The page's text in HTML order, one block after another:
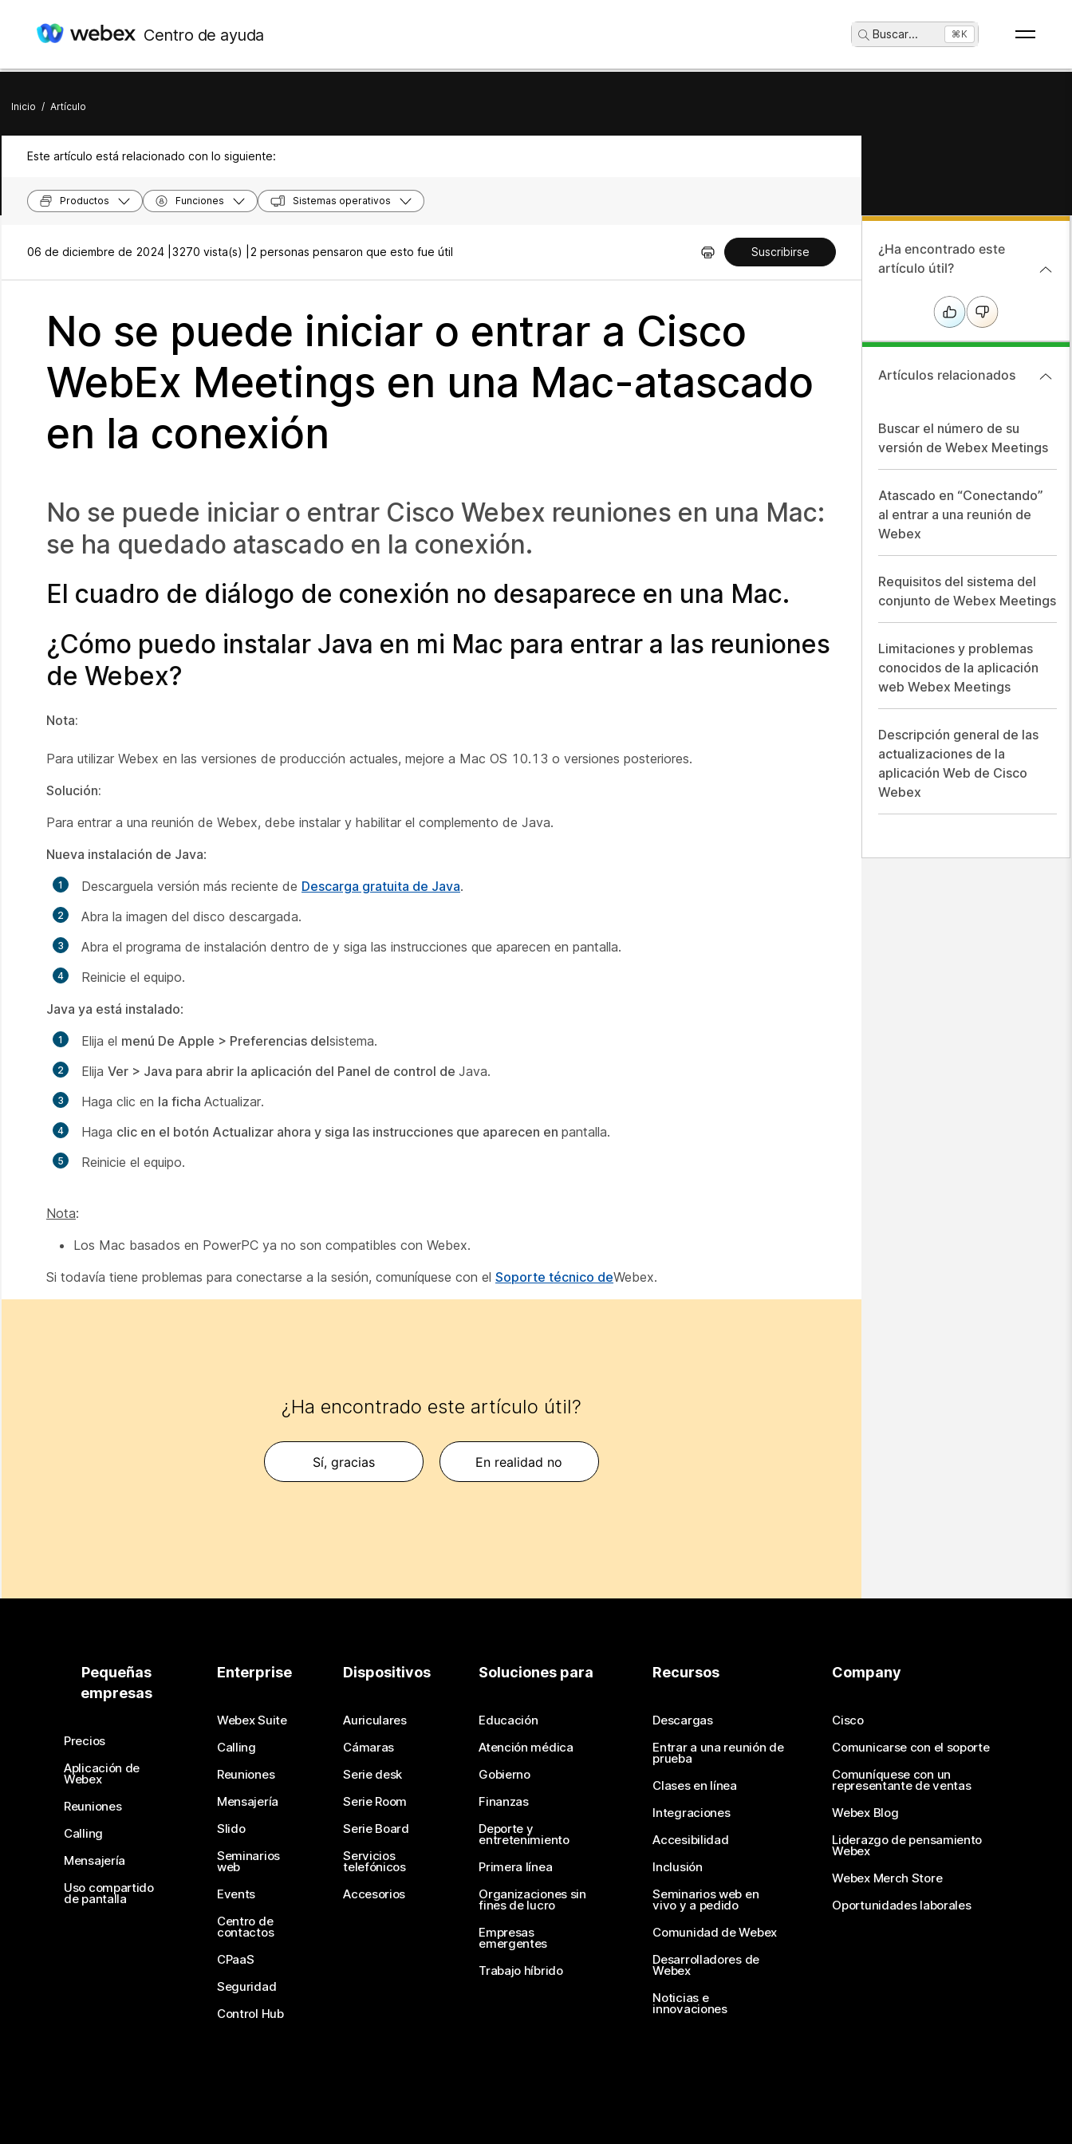
Centro de ayuda Buscar... ⌘K
Inicio / Artículo
Este artículo está relacionado con lo siguiente:
Productos Funciones Sistemas operativos
06 de diciembre de 2024 | 3270 vista(s) | 2 personas pensaron que esto fue útil Suscribirse
No se puede iniciar o entrar a Cisco
WebEx Meetings en una Mac-atascado
en la conexión
No se puede iniciar o entrar Cisco Webex reuniones en una Mac:
se ha quedado atascado en la conexión.
El cuadro de diálogo de conexión no desaparece en una Mac.
¿Cómo puedo instalar Java en mi Mac para entrar a las reuniones
de Webex?
Nota:
Para utilizar Webex en las versiones de producción actuales, mejore a Mac OS 10.13 o versiones posteriores.
Solución:
Para entrar a una reunión de Webex, debe instalar y habilitar el complemento de Java.
Nueva instalación de Java:
Descarguela versión más reciente de Descarga gratuita de Java.
Abra la imagen del disco descargada.
Abra el programa de instalación dentro de y siga las instrucciones que aparecen en pantalla.
Reinicie el equipo.
Java ya está instalado:
Elija el menú De Apple > Preferencias delsistema.
Elija Ver > Java para abrir la aplicación del Panel de control de Java.
Haga clic en la ficha Actualizar.
Haga clic en el botón Actualizar ahora y siga las instrucciones que aparecen en pantalla.
Reinicie el equipo.
Nota:
Los Mac basados en PowerPC ya no son compatibles con Webex.
Si todavía tiene problemas para conectarse a la sesión, comuníquese con el Soporte técnico deWebex.
¿Ha encontrado este artículo útil?
Sí, gracias En realidad no
¿Ha encontrado este
artículo útil?
Artículos relacionados
Buscar el número de su
versión de Webex Meetings
Atascado en “Conectando”
al entrar a una reunión de
Webex
Requisitos del sistema del
conjunto de Webex Meetings
Limitaciones y problemas
conocidos de la aplicación
web Webex Meetings
Descripción general de las
actualizaciones de la
aplicación Web de Cisco
Webex
Pequeñas
empresas
Precios
Aplicación de
Webex
Reuniones
Calling
Mensajería
Uso compartido
de pantalla
Enterprise
Webex Suite
Calling
Reuniones
Mensajería
Slido
Seminarios
web
Events
Centro de
contactos
CPaaS
Seguridad
Control Hub
Dispositivos
Auriculares
Cámaras
Serie desk
Serie Room
Serie Board
Servicios
telefónicos
Accesorios
Soluciones para
Educación
Atención médica
Gobierno
Finanzas
Deporte y
entretenimiento
Primera línea
Organizaciones sin
fines de lucro
Empresas
emergentes
Trabajo híbrido
Recursos
Descargas
Entrar a una reunión de
prueba
Clases en línea
Integraciones
Accesibilidad
Inclusión
Seminarios web en
vivo y a pedido
Comunidad de Webex
Desarrolladores de
Webex
Noticias e
innovaciones
Company
Cisco
Comunicarse con el soporte
Comuníquese con un
representante de ventas
Webex Blog
Liderazgo de pensamiento
Webex
Webex Merch Store
Oportunidades laborales